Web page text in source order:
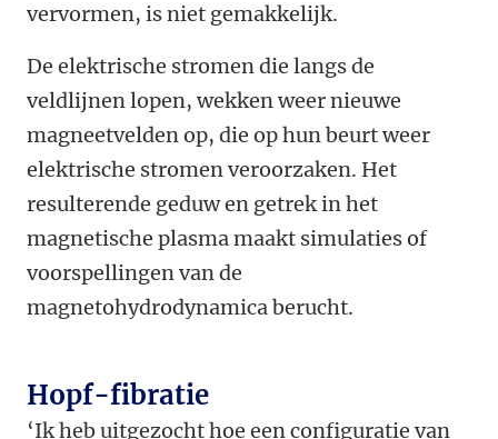
vervormen, is niet gemakkelijk.
De elektrische stromen die langs de
veldlijnen lopen, wekken weer nieuwe
magneetvelden op, die op hun beurt weer
elektrische stromen veroorzaken. Het
resulterende geduw en getrek in het
magnetische plasma maakt simulaties of
voorspellingen van de
magnetohydrodynamica berucht.
Hopf-fibratie
‘Ik heb uitgezocht hoe een configuratie van